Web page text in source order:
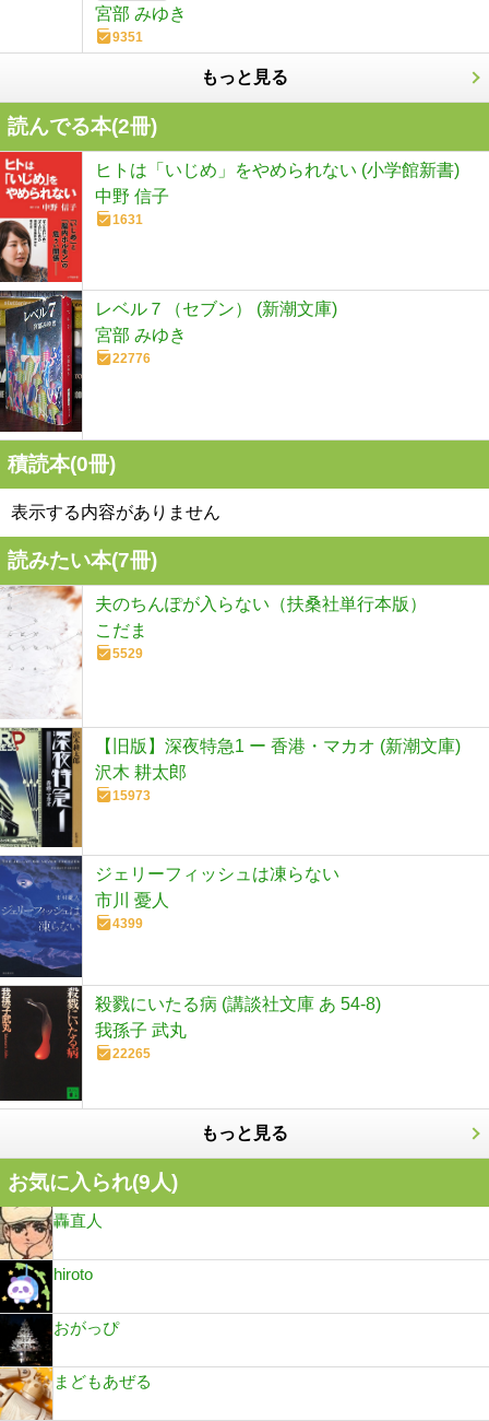
宮部 みゆき
9351
もっと見る
読んでる本(2冊)
ヒトは「いじめ」をやめられない (小学館新書)
中野 信子
1631
レベル７（セブン） (新潮文庫)
宮部 みゆき
22776
積読本(0冊)
表示する内容がありません
読みたい本(7冊)
夫のちんぽが入らない（扶桑社単行本版）
こだま
5529
【旧版】深夜特急1 ー 香港・マカオ (新潮文庫)
沢木 耕太郎
15973
ジェリーフィッシュは凍らない
市川 憂人
4399
殺戮にいたる病 (講談社文庫 あ 54-8)
我孫子 武丸
22265
もっと見る
お気に入られ(9人)
轟直人
hiroto
おがっぴ
まどもあぜる